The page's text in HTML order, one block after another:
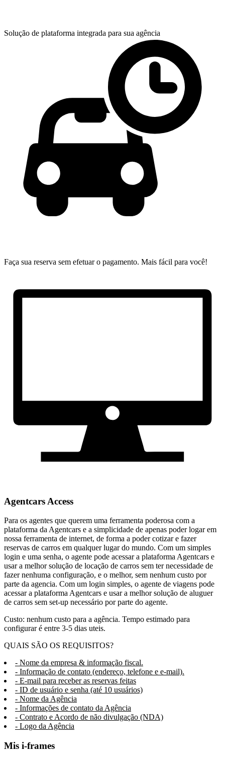
Solução de plataforma integrada para sua agência
Faça sua reserva sem efetuar o pagamento. Mais fácil para você!
Agentcars Access
Para os agentes que querem uma ferramenta poderosa com a
plataforma da Agentcars e a simplicidade de apenas poder logar em
nossa ferramenta de internet, de forma a poder cotizar e fazer
reservas de carros em qualquer lugar do mundo. Com um simples
login e uma senha, o agente pode acessar a plataforma Agentcars e
usar a melhor solução de locação de carros sem ter necessidade de
fazer nenhuma configuração, e o melhor, sem nenhum custo por
parte da agencia. Com um login simples, o agente de viagens pode
acessar a plataforma Agentcars e usar a melhor solução de aluguer
de carros sem set-up necessário por parte do agente.
Custo: nenhum custo para a agência. Tempo estimado para
configurar é entre 3-5 dias uteis.
QUAIS SÃO OS REQUISITOS?
- Nome da empresa & informação fiscal.
- Informação de contato (endereço, telefone e e-mail).
- E-mail para receber as reservas feitas
- ID de usuário e senha (até 10 usuários)
- Nome da Agência
- Informações de contato da Agência
- Contrato e Acordo de não divulgação (NDA)
- Logo da Agência
Mis i-frames